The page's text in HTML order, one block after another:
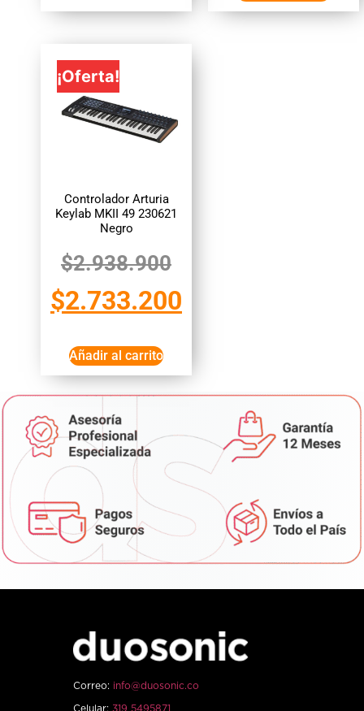
¡Oferta!
Controlador Arturia
Keylab MKII 49 230621
Negro
$2.938.900
$2.733.200
Añadir al carrito
Correo: info@duosonic.co
Celular: 319 5495871